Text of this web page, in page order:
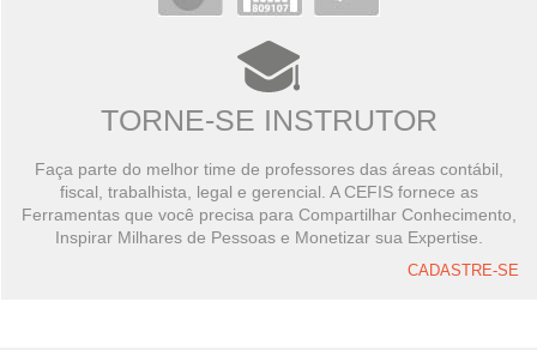
TORNE-SE INSTRUTOR
Faça parte do melhor time de professores das áreas contábil,
fiscal, trabalhista, legal e gerencial. A CEFIS fornece as
Ferramentas que você precisa para Compartilhar Conhecimento,
Inspirar Milhares de Pessoas e Monetizar sua Expertise.
CADASTRE-SE